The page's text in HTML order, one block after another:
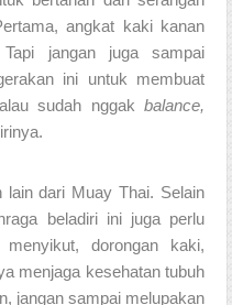
angkat kaki kanan
jangan juga sampai
ini untuk membuat
sudah nggak
lain dari Muay Thai. Selain
beladiri ini juga perlu
dorongan kaki,
menjaga kesehatan tubuh
jangan sampai melupakan